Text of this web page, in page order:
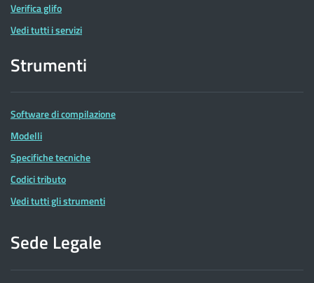
Verifica glifo
Vedi tutti i servizi
Strumenti
Software di compilazione
Modelli
Specifiche tecniche
Codici tributo
Vedi tutti gli strumenti
Sede Legale